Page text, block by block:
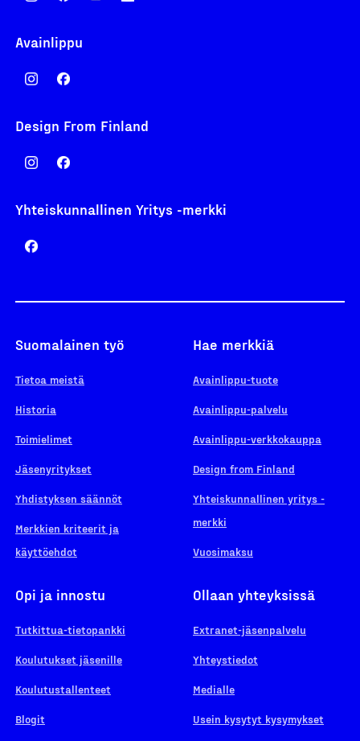
Avainlippu
Design From Finland
Yhteiskunnallinen Yritys -merkki
Suomalainen työ
Tietoa meistä
Historia
Toimielimet
Jäsenyritykset
Yhdistyksen säännöt
Merkkien kriteerit ja
käyttöehdot
Hae merkkiä
Avainlippu-tuote
Avainlippu-palvelu
Avainlippu-verkkokauppa
Design from Finland
Yhteiskunnallinen yritys -
merkki
Vuosimaksu
Opi ja innostu
Tutkittua-tietopankki
Koulutukset jäsenille
Koulutustallenteet
Blogit
Ollaan yhteyksissä
Extranet-jäsenpalvelu
Yhteystiedot
Medialle
Usein kysytyt kysymykset